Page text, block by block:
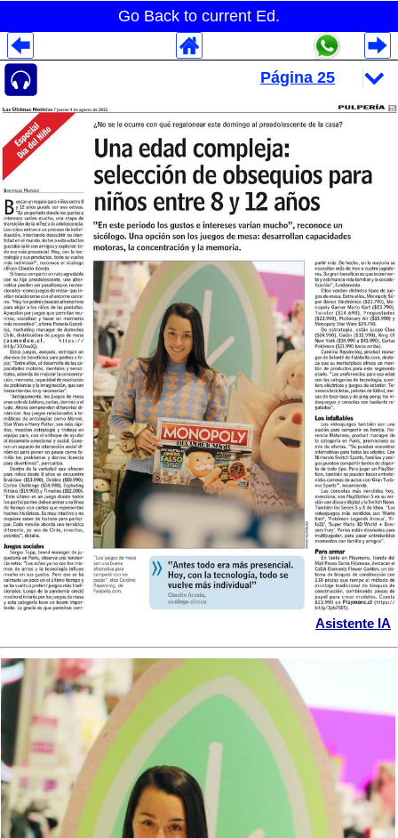
Go Back to current Ed.
Asistente IA
Despliegues Analytics
Despliegues Totales
Despliegues por Rubros